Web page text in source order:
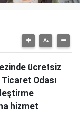
ücretsiz
Odası
hizmet